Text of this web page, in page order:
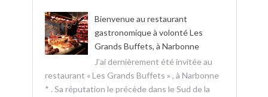
Bienvenue au restaurant
gastronomique à volonté Les
Grands Buffets, à Narbonne
J’ai dernièrement été invitée au
restaurant « Les Grands Buffets » , à Narbonne
* . Sa réputation le précède dans le Sud de la